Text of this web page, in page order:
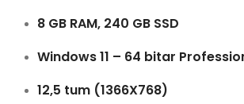
8 GB RAM, 240 GB SSD
Windows 11 – 64 bitar
12,5 tum (1366X768)